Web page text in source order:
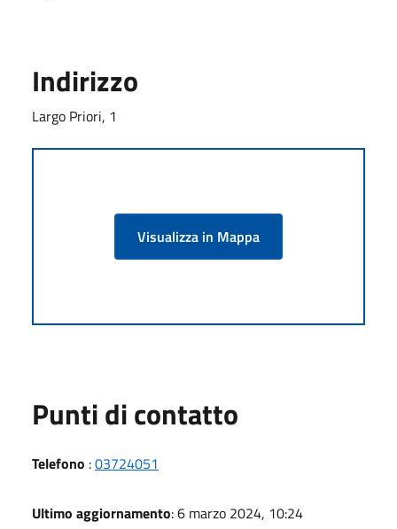
Indirizzo
Largo Priori, 1
Visualizza in Mappa
Punti di contatto
Telefono :03724051
Ultimo aggiornamento: 6 marzo 2024, 10:24